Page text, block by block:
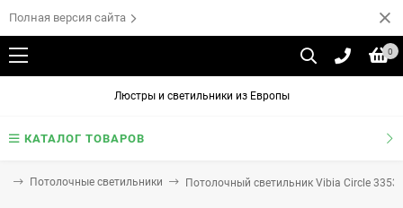
Полная версия сайта
0
Люстры и светильники из Европы
КАТАЛОГ ТОВАРОВ
Потолочные светильники Потолочный светильник Vibia Circle 3353